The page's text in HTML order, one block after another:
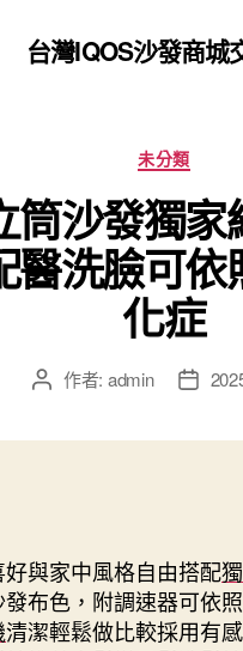
台灣IQOS沙發商城
分
類
未分類
筒沙發獨家
醫洗臉可依
化症
文 作者: admin
文
與家中風格自由搭配
布色，附調速器可依
清潔輕鬆做比較採用有